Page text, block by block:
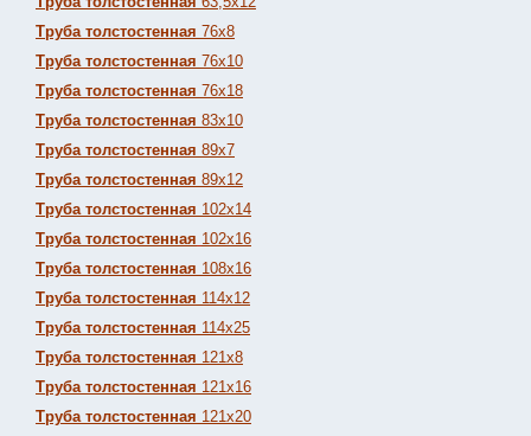
Труба толстостенная 76х8
Труба толстостенная 76х10
Труба толстостенная 76х18
Труба толстостенная 83х10
Труба толстостенная 89х7
Труба толстостенная 89х12
Труба толстостенная 102х14
Труба толстостенная 102х16
Труба толстостенная 108х16
Труба толстостенная 114х12
Труба толстостенная 114х25
Труба толстостенная 121х8
Труба толстостенная 121х16
Труба толстостенная 121х20